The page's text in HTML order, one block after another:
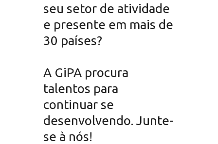
seu setor de atividade
e presente em mais de
30 países?
A GiPA procura
talentos para
continuar se
desenvolvendo. Junte-
se à nós!